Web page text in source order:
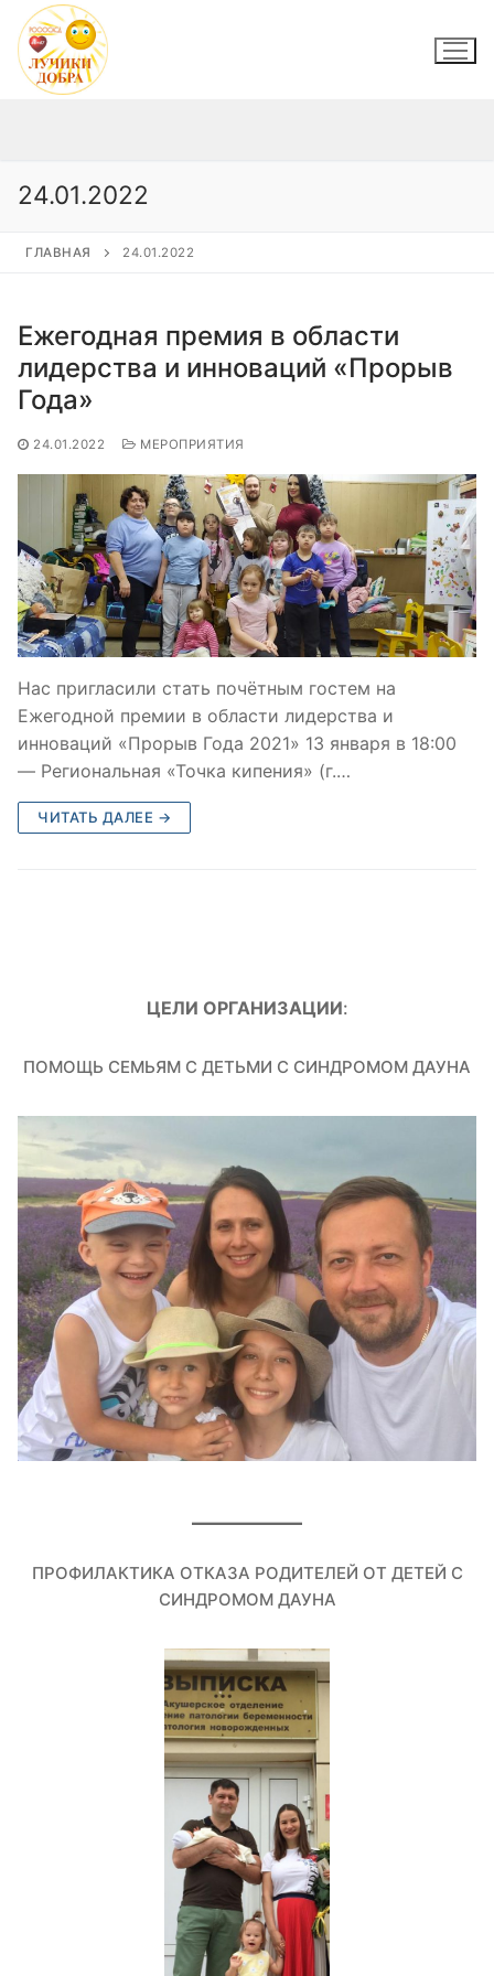
Перейти
содержимому
24.01.2022
ГЛАВНАЯ 24.01.2022
Ежегодная премия в области
лидерства и инноваций «Прорыв
Года»
24.01.2022 МЕРОПРИЯТИЯ
Нас пригласили стать почётным гостем на
Ежегодной премии в области лидерства и
инноваций «Прорыв Года 2021» 13 января в 18:00
— Региональная «Точка кипения» (г.…
ЧИТАТЬ ДАЛЕЕ →
ЦЕЛИ ОРГАНИЗАЦИИ:
ПОМОЩЬ СЕМЬЯМ С ДЕТЬМИ С СИНДРОМОМ ДАУНА
ПРОФИЛАКТИКА ОТКАЗА РОДИТЕЛЕЙ ОТ ДЕТЕЙ С
СИНДРОМОМ ДАУНА